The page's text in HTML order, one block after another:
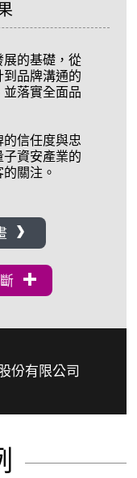
展的基礎，從
品牌溝通的
落實全面品
信任度與忠
資安產業的
關注。
份有限公司